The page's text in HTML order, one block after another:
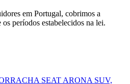
em Portugal, cobrimos a
períodos estabelecidos na lei.